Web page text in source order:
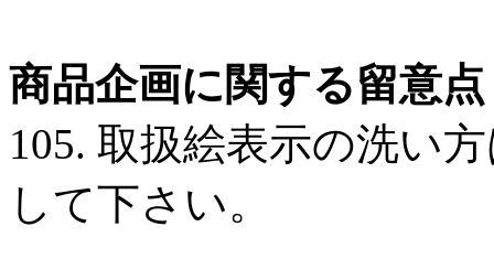
商品企画に関する留意点
105. 取扱絵表示の洗い
して下さい。